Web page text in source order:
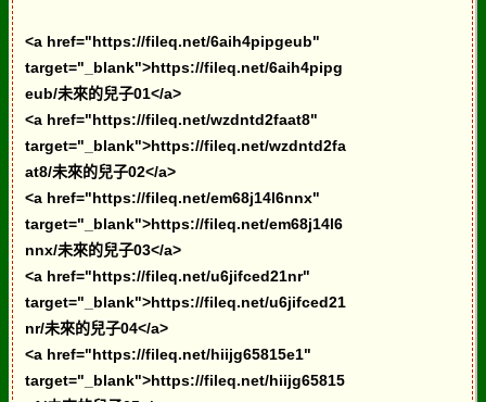
<a href="https://fileq.net/6aih4pipgeub"
target="_blank">https://fileq.net/6aih4pipg
eub/未來的兒子01</a>
<a href="https://fileq.net/wzdntd2faat8"
target="_blank">https://fileq.net/wzdntd2fa
at8/未來的兒子02</a>
<a href="https://fileq.net/em68j14l6nnx"
target="_blank">https://fileq.net/em68j14l6
nnx/未來的兒子03</a>
<a href="https://fileq.net/u6jifced21nr"
target="_blank">https://fileq.net/u6jifced21
nr/未來的兒子04</a>
<a href="https://fileq.net/hiijg65815e1"
target="_blank">https://fileq.net/hiijg65815